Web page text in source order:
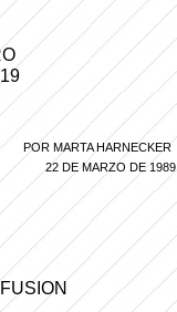
POR MARTA HARNECKER
22 DE MARZO DE 1989